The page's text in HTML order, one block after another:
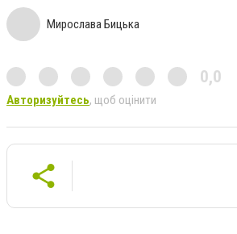
Мирослава Бицька
0,0
Авторизуйтесь, щоб оцінити